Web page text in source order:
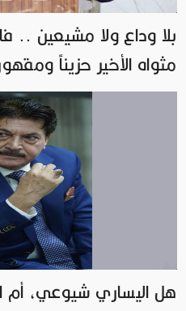
بلا وداع ولا مشيعين ..
مثواه الأخير حزيناً
هل اليساري شيوعي،